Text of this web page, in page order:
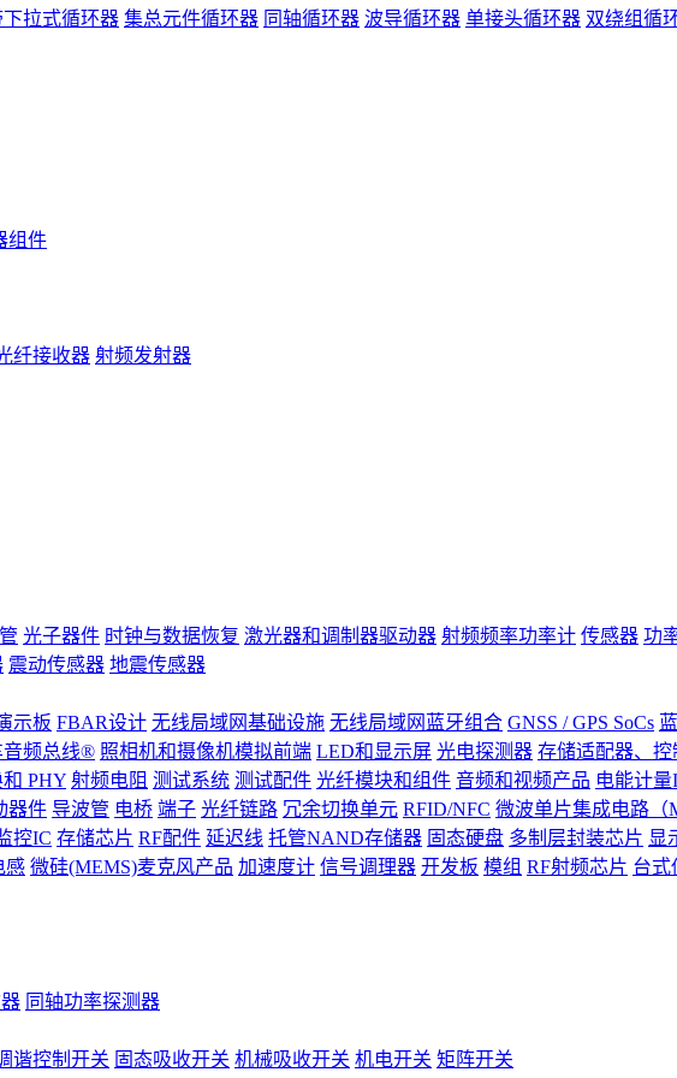
拉式循环器 集总元件循环器 同轴循环器 波导循环器 单接头循环器 双绕组循
组件
纤接收器 射频发射器
光子器件 时钟与数据恢复 激光器和调制器驱动器 射频频率功率计 传感器 功
震动传感器 地震传感器
示板 FBAR设计 无线局域网基础设施 无线局域网蓝牙组合 GNSS / GPS SoCs
音频总线® 照相机和摄像机模拟前端 LED和显示屏 光电探测器 存储适配器、控
PHY 射频电阻 测试系统 测试配件 光纤模块和组件 音频和视频产品 电能计量
器件 导波管 电桥 端子 光纤链路 冗余切换单元 RFID/NFC 微波单片集成电路（
控IC 存储芯片 RF配件 延迟线 托管NAND存储器 固态硬盘 多制层封装芯片 显
感 微硅(MEMS)麦克风产品 加速度计 信号调理器 开发板 模组 RF射频芯片 台式
同轴功率探测器
谐控制开关 固态吸收开关 机械吸收开关 机电开关 矩阵开关